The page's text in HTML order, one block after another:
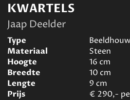
KWARTELS
Jaap Deelder
Type
Materiaal
Steen
Hoogte
16 cm
Breedte
10cm
Lengte
9 cm
Prijs
€ 290,-